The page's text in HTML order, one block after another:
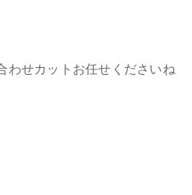
わせカットお任せくださいね